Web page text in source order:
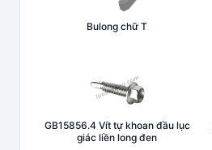
Bulong chữ T
GB15856.4 Vít tự khoan đầu lục
giác liền long đen